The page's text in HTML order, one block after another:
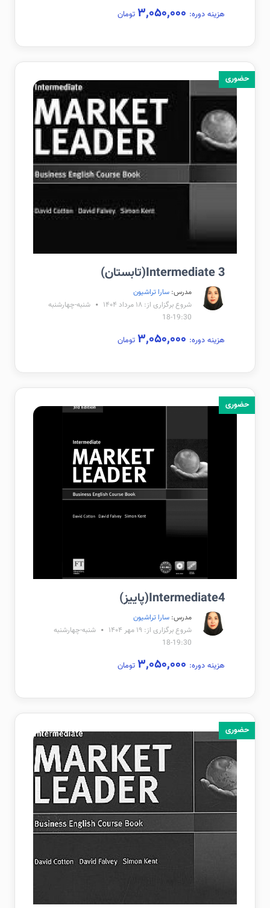
هزینه دوره: تومان
حضوری
Intermediate 3(تابستان)
مدرس: سارا تراشیون
شروع برگزاری از: ۱۸ مرداد ۱۴۰۴
شنبه-چهارشنبه
19:30-18
هزینه دوره: تومان
حضوری
Intermediate4(پاییز)
مدرس: سارا تراشیون
شروع برگزاری از: ۱۹ مهر ۱۴۰۴
شنبه-چهارشنبه
19:30-18
هزینه دوره: تومان
حضوری